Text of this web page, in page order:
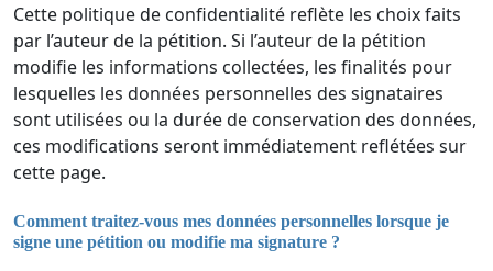
Cette politique de confidentialité reflète les choix faits
par l’auteur de la pétition. Si l’auteur de la pétition
modifie les informations collectées, les finalités pour
lesquelles les données personnelles des signataires
sont utilisées ou la durée de conservation des données,
ces modifications seront immédiatement reflétées sur
cette page.
Comment traitez-vous mes données personnelles lorsque je
signe une pétition ou modifie ma signature ?